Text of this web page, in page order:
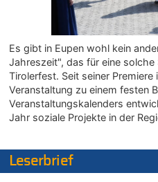
07.08.2026 - 23:52 von Hans
Aachen ab 11. August wieder
Belgien setzt bei Reit-WM
07.08.2026 - 22:12 von
Mark van Bommel offiziell als
Teufel vorgestellt: „Ist mir
07.08.2026 - 22:03 von Ach zu
Aachen ab 11. August wieder
Belgien setzt bei Reit-WM auf
Zweite Hitzewelle in diesem
Es gibt in Eupen wohl kein
Jahreszeit", das für eine
Tirolerfest. Seit seiner
Veranstaltung zu einem festen
Veranstaltungskalenders
Jahr soziale Projekte in der
Leserbrief